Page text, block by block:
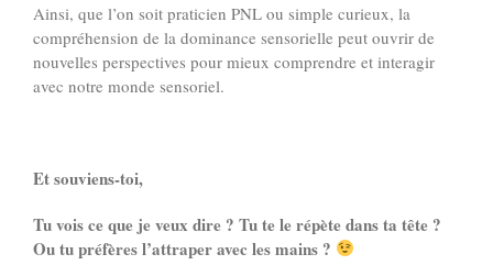
Ainsi, que l’on soit praticien PNL ou simple curieux, la
compréhension de la dominance sensorielle peut ouvrir de
nouvelles perspectives pour mieux comprendre et interagir
avec notre monde sensoriel.
Et souviens-toi,
Tu vois ce que je veux dire ? Tu te le répète dans ta tête ?
Ou tu préfères l’attraper avec les mains ?